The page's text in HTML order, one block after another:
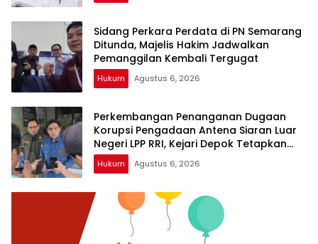
Sidang Perkara Perdata di PN Semarang
Ditunda, Majelis Hakim Jadwalkan
Pemanggilan Kembali Tergugat
Hukum Agustus 6, 2026
Perkembangan Penanganan Dugaan
Korupsi Pengadaan Antena Siaran Luar
Negeri LPP RRI, Kejari Depok Tetapkan
Satu Tersangka Baru
Hukum Agustus 6, 2026